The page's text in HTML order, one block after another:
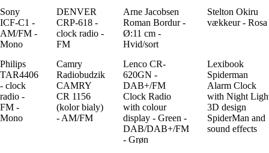
Sony
ICF-C1 -
AM/FM -
Mono
DENVER
CRP-618 -
clock radio -
FM
Arne Jacobsen
Roman Bordur -
Ø:11 cm -
Hvid/sort
Stelton Okiru
vækkeur - Rosa
Philips
TAR4406
- clock
radio -
FM -
Mono
Camry
Radiobudzik
CAMRY
CR 1156
(kolor bialy)
- AM/FM
Lenco CR-
620GN -
DAB+/FM
Clock Radio
with colour
display - Green -
DAB/DAB+/FM
- Grøn
Lexibook
Spiderman
Alarm Clock
with Night
3D design
SpiderMan and
sound effects